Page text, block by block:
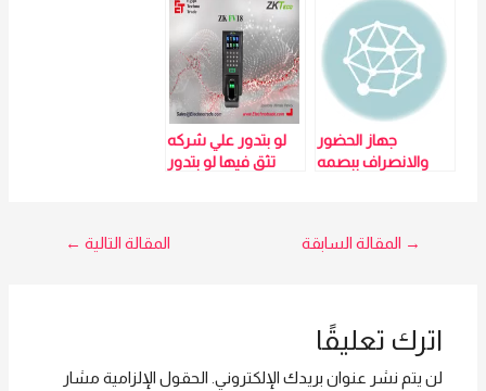
FV18-ZKTeco
يعمل ببصمة
شرايين الاصبع
لمزيد من التفاصيل
و المعلومات برجاء
techno Trade
سميرة محمد
جهاز الحضور
والانصراف ببصمه
لو بتدور علي شركه
تثق فيها لو بتدور
Techno Trade
تصفّح
→ المقالة السابقة المقالة التالية ←
اترك تعليقًا
لن يتم نشر عنوان بريدك الإلكتروني. الحقول الإلزامية مشار